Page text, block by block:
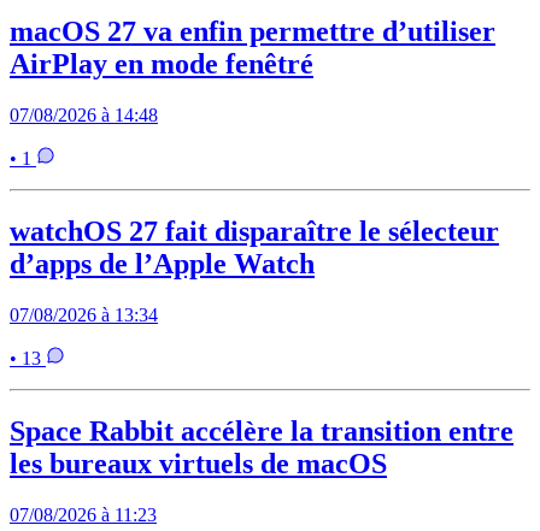
macOS 27 va enfin permettre d’utiliser
AirPlay en mode fenêtré
07/08/2026 à 14:48
• 1
watchOS 27 fait disparaître le sélecteur
d’apps de l’Apple Watch
07/08/2026 à 13:34
• 13
Space Rabbit accélère la transition entre
les bureaux virtuels de macOS
07/08/2026 à 11:23